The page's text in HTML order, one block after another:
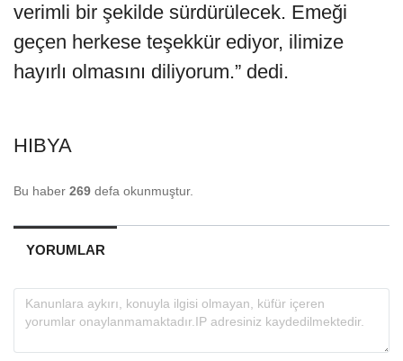
verimli bir şekilde sürdürülecek. Emeği
geçen herkese teşekkür ediyor, ilimize
hayırlı olmasını diliyorum.” dedi.
HIBYA
Bu haber 269 defa okunmuştur.
YORUMLAR